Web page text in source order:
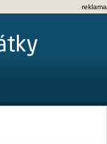
reklama